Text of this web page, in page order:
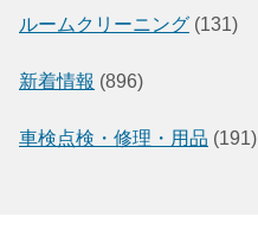
ルームクリーニング (131)
新着情報 (896)
車検点検・修理・用品 (191)